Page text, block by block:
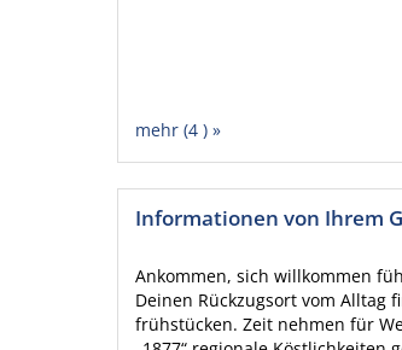
mehr (4 ) »
Informationen von Ihrem
Ankommen, sich willkommen
Deinen Rückzugsort vom Alltag
frühstücken. Zeit nehmen für